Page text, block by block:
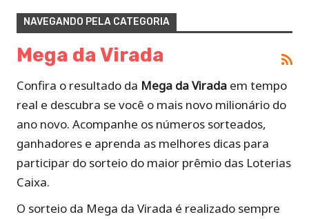
NAVEGANDO PELA CATEGORIA
Mega da Virada
Confira o resultado da Mega da Virada em tempo
real e descubra se você o mais novo milionário do
ano novo. Acompanhe os números sorteados,
ganhadores e aprenda as melhores dicas para
participar do sorteio do maior prêmio das Loterias
Caixa.
O sorteio da Mega da Virada é realizado sempre